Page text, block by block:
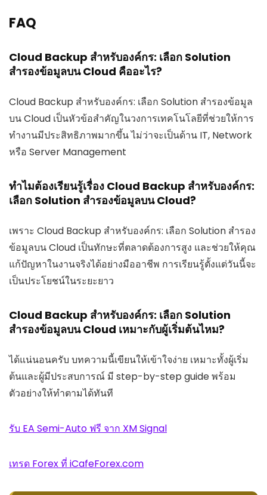
FAQ
Cloud Backup สำหรับองค์กร: เลือก Solution
สำรองข้อมูลบน Cloud คืออะไร?
Cloud Backup สำหรับองค์กร: เลือก Solution สำรองข้อมูล
บน Cloud เป็นหัวข้อสำคัญในวงการเทคโนโลยีที่ช่วยให้การ
ทำงานมีประสิทธิภาพมากขึ้น ไม่ว่าจะเป็นด้าน IT, Network
หรือ Server Management
ทำไมต้องเรียนรู้เรื่อง Cloud Backup สำหรับองค์กร:
เลือก Solution สำรองข้อมูลบน Cloud?
เพราะ Cloud Backup สำหรับองค์กร: เลือก Solution สำรอง
ข้อมูลบน Cloud เป็นทักษะที่ตลาดต้องการสูง และช่วยให้คุณ
แก้ปัญหาในงานจริงได้อย่างมืออาชีพ การเรียนรู้ตั้งแต่วันนี้จะ
เป็นประโยชน์ในระยะยาว
Cloud Backup สำหรับองค์กร: เลือก Solution
สำรองข้อมูลบน Cloud เหมาะกับผู้เริ่มต้นไหม?
ได้แน่นอนครับ บทความนี้เขียนให้เข้าใจง่าย เหมาะทั้งผู้เริ่ม
ต้นและผู้มีประสบการณ์ มี step-by-step guide พร้อม
ตัวอย่างให้ทำตามได้ทันที
รับ EA Semi-Auto ฟรี จาก XM Signal
เทรด Forex ที่ iCafeForex.com